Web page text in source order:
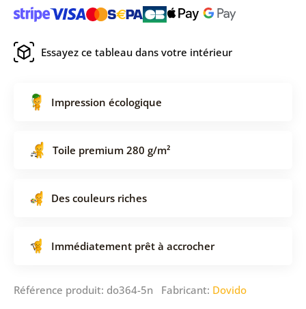
Essayez ce tableau dans votre intérieur
Impression écologique
Toile premium 280 g/m²
Des couleurs riches
Immédiatement prêt à accrocher
Référence produit: do364-5n Fabricant: Dovido